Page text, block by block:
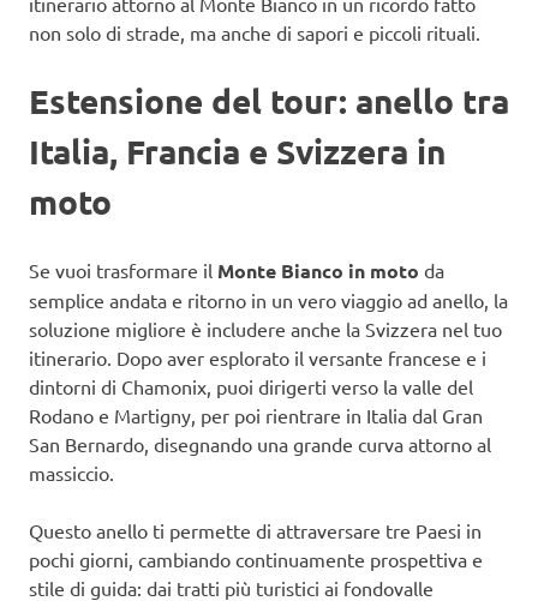
non solo di strade, ma anche di sapori e piccoli rituali.
Estensione del tour: anello tra
Italia, Francia e Svizzera in
moto
Se vuoi trasformare il Monte Bianco in moto da
semplice andata e ritorno in un vero viaggio ad anello, la
soluzione migliore è includere anche la Svizzera nel tuo
itinerario. Dopo aver esplorato il versante francese e i
dintorni di Chamonix, puoi dirigerti verso la valle del
Rodano e Martigny, per poi rientrare in Italia dal Gran
San Bernardo, disegnando una grande curva attorno al
massiccio.
Questo anello ti permette di attraversare tre Paesi in
pochi giorni, cambiando continuamente prospettiva e
stile di guida: dai tratti più turistici ai fondovalle